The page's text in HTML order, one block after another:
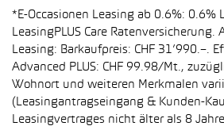
*E-Occasionen Leasing ab 0.6%: 0.6%
LeasingPLUS Care
Leasing: Barkaufpreis: CHF 31’990.–.
Advanced PLUS: CHF 99.98/Mt.,
Wohnort und weiteren Merkmalen
(Leasingantragseingang & Kunden-
Leasingvertrages nicht älter als 8